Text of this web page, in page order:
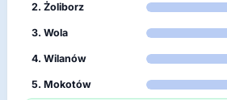
2. Żoliborz
3. Wola
4. Wilanów
5. Mokotów